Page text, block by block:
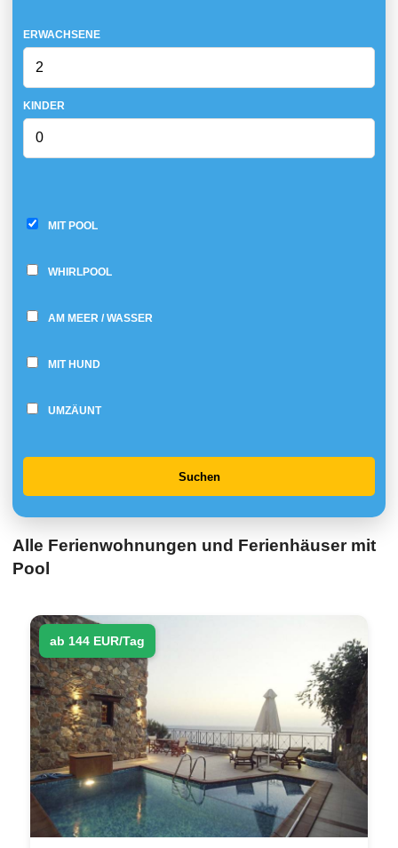
ERWACHSENE
KINDER
MIT POOL
WHIRLPOOL
AM MEER / WASSER
MIT HUND
UMZÄUNT
Suchen
Alle Ferienwohnungen und Ferienhäuser mit
Pool
ab 144 EUR/Tag